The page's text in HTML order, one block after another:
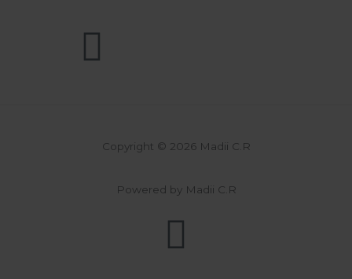
Copyright © 2026 Madii C.R
Powered by Madii C.R